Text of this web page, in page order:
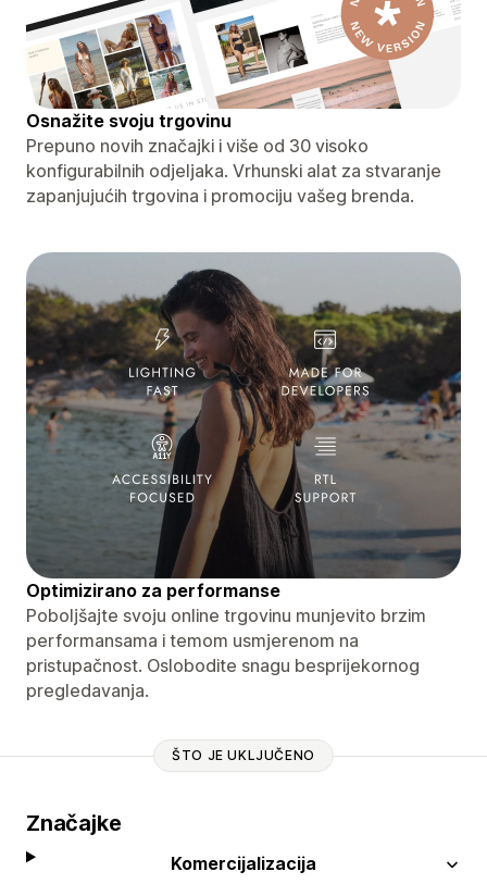
Osnažite svoju trgovinu
Prepuno novih značajki i više od 30 visoko
konfigurabilnih odjeljaka. Vrhunski alat za stvaranje
zapanjujućih trgovina i promociju vašeg brenda.
Optimizirano za performanse
Poboljšajte svoju online trgovinu munjevito brzim
performansama i temom usmjerenom na
pristupačnost. Oslobodite snagu besprijekornog
pregledavanja.
ŠTO JE UKLJUČENO
Značajke
Komercijalizacija